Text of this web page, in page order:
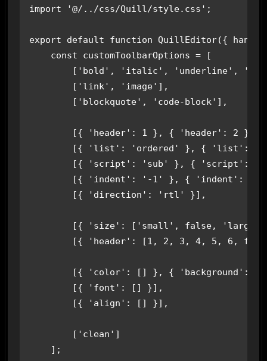
import '@/../css/Quill/style.css';
export default function QuillEditor({
    const customToolbarOptions = [
['bold', 'italic', 'underline',
        ['link', 'image'],
        ['blockquote', 'code-block'],
[{ 'header': 1 }, { 'header': 2 }],
[{ 'list': 'ordered' }, { 'list':
[{ 'script': 'sub' }, { 'script':
[{ 'indent': '-1' }, { 'indent':
[{ 'direction': 'rtl' }],
[{ 'size': ['small', false,
[{ 'header': [1, 2, 3, 4, 5, 6,
[{ 'color': [] }, { 'background':
        [{ 'font': [] }],
        [{ 'align': [] }],
        ['clean']
    ];